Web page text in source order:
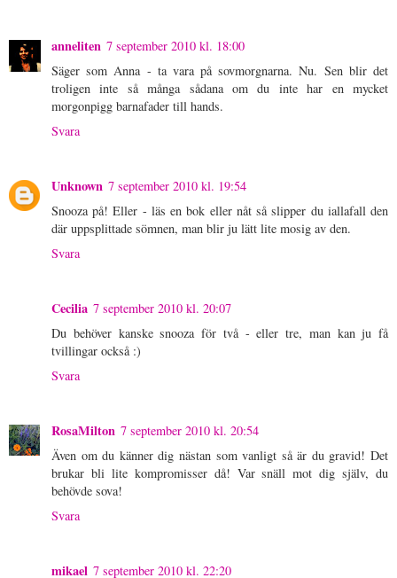
anneliten 7 september 2010 kl. 18:00
Säger som Anna - ta vara på sovmorgnarna. Nu. Sen blir det
troligen inte så många sådana om du inte har en mycket
morgonpigg barnafader till hands.
Svara
Unknown 7 september 2010 kl. 19:54
Snooza på! Eller - läs en bok eller nåt så slipper du iallafall den
där uppsplittade sömnen, man blir ju lätt lite mosig av den.
Svara
Cecilia 7 september 2010 kl. 20:07
Du behöver kanske snooza för två - eller tre, man kan ju få
tvillingar också :)
Svara
RosaMilton 7 september 2010 kl. 20:54
Även om du känner dig nästan som vanligt så är du gravid! Det
brukar bli lite kompromisser då! Var snäll mot dig själv, du
behövde sova!
Svara
mikael 7 september 2010 kl. 22:20